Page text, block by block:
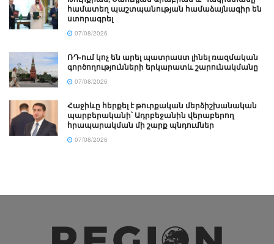
համատեղ պաշտպանության համաձայնագիր են
ստորագրել
07/08/2026
ՌԴ-ում կոչ են արել պատրաստ լինել ռազմական
գործողությունների երկարատև շարունակմանը
07/08/2026
Հաջիևը հերքել է թուրքական մերձիշխանական
պարբերականի՝ Ադրբեջանին վերաբերող
հրապարակման մի շարք պնդումներ
07/08/2026